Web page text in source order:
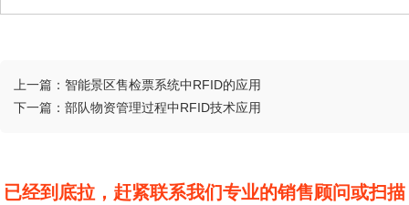
上一篇： 智能景区售检票系统中RFID的应用
下一篇： 部队物资管理过程中RFID技术应用
已经到底拉，赶紧联系我们专业的销售顾问或扫描